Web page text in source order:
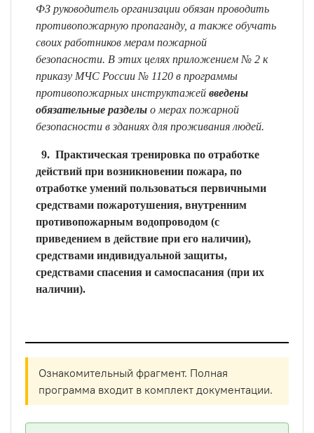
ФЗ руководитель организации обязан проводить
противопожарную пропаганду, а также обучать
своих работников мерам пожарной
безопасности. В этих целях приложением № 2 к
приказу МЧС России № 1120 в программы
противопожарных инструктажей введены
обязательные разделы о мерах пожарной
безопасности в зданиях для проживания людей.
9. Практическая тренировка по отработке
действий при возникновении пожара, по
отработке умений пользоваться первичными
средствами пожаротушения, внутренним
противопожарным водопроводом (с
приведением в действие при его наличии),
средствами индивидуальной защиты,
средствами спасения и самоспасания (при их
наличии).
Ознакомительный фрагмент. Полная
программа входит в комплект документации.